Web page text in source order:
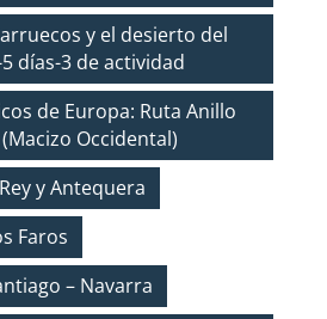
y el desierto del
días-3 de actividad
de Europa: Ruta Anillo
Occidental)
y Antequera
Faros
– Navarra